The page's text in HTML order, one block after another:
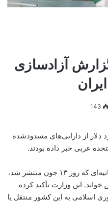
آزادسازی
143
دلار از دارایی‌های مسدودشده
عربی خبر داده بودند.
اما وزارت امور خارجه امارات در بیانیه‌ای که روز ۱۳ جون منتشر شد،
این وزارت تأکید کرده
اسلامی به این کشور منتقل یا